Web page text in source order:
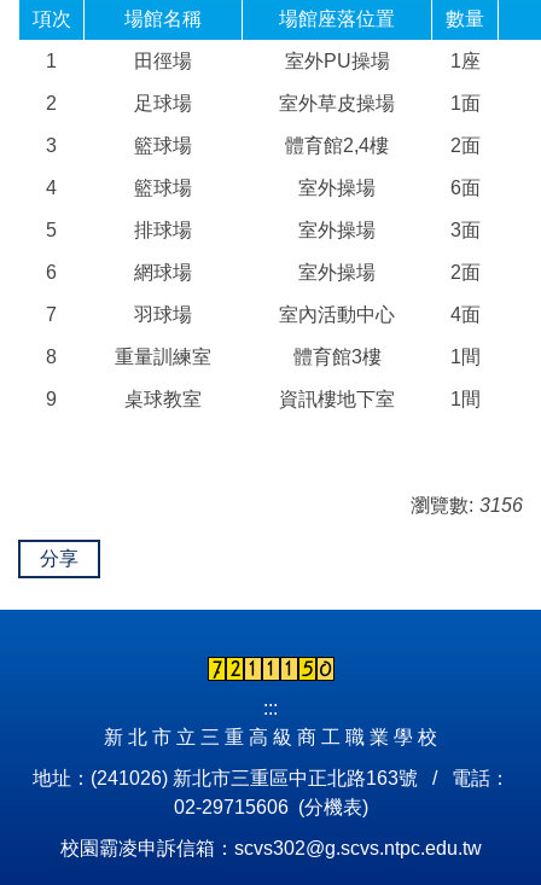
項次 場館名稱 場館座落位置 數量
1 田徑場 室外PU操場 1座
2 足球場 室外草皮操場 1面
3 籃球場 體育館2,4樓 2面
4 籃球場 室外操場 6面
5 排球場 室外操場 3面
6 網球場 室外操場 2面
7 羽球場 室內活動中心 4面
8 重量訓練室 體育館3樓 1間
9 桌球教室 資訊樓地下室 1間
瀏覽數: 3156
分享
:::
新 北 市 立 三 重 高 級 商 工 職 業 學 校
地址：(241026) 新北市三重區中正北路163號 / 電話：
02-29715606 (分機表)
校園霸凌申訴信箱：scvs302@g.scvs.ntpc.edu.tw